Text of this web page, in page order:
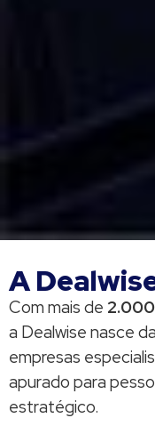
A
Com mais de
a Dealwise nasce da
empresas
apurado para
estratégico.